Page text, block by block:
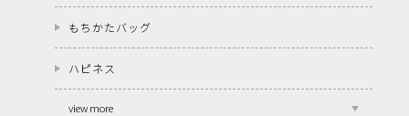
もちかたバッグ
ハピネス
view more